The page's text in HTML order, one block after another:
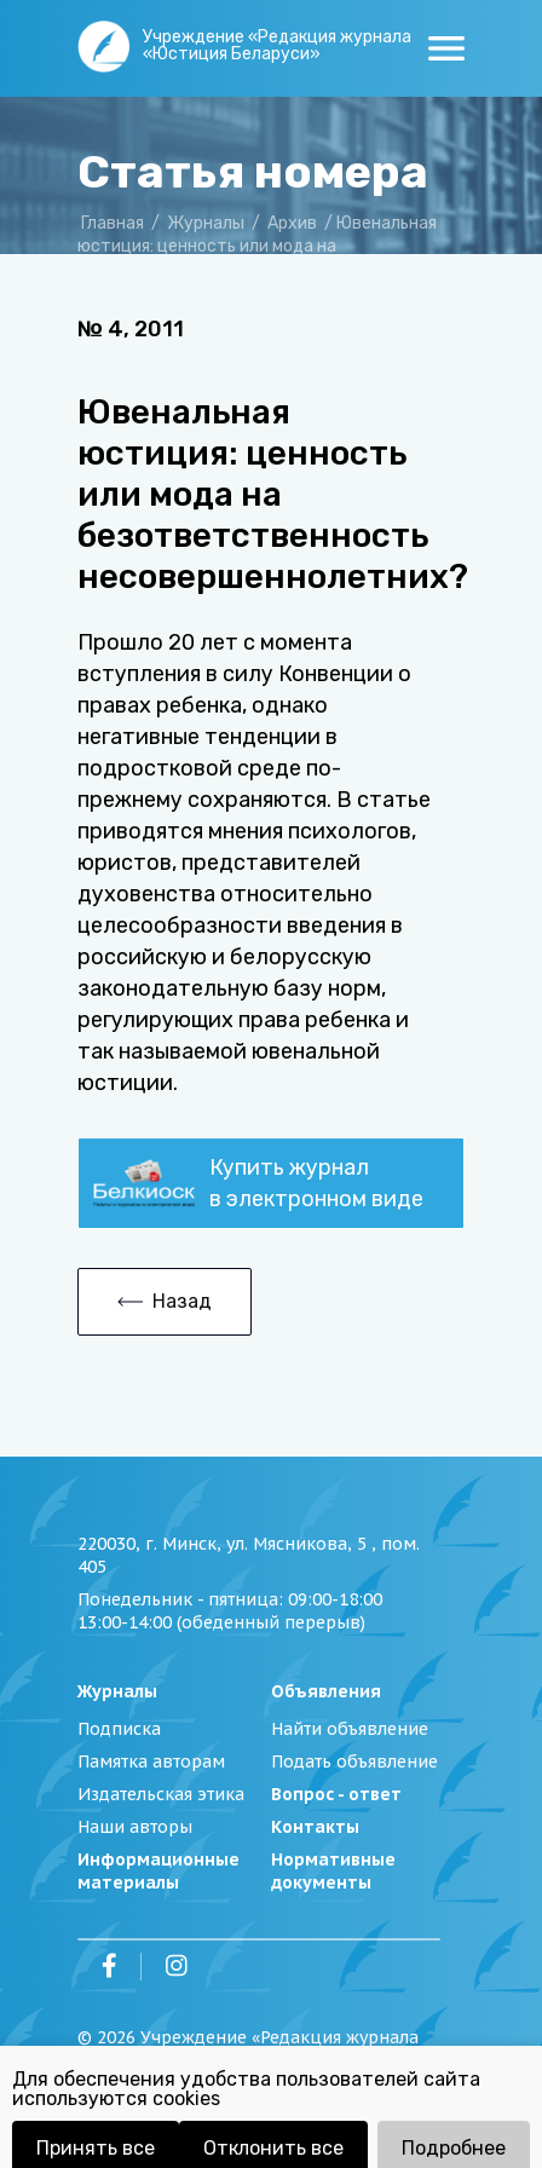
Учреждение «Редакция журнала
«Юстиция Беларуси»
Статья номера
Главная / Журналы / Архив / Ювенальная
юстиция: ценность или мода на
№ 4, 2011
Ювенальная
юстиция: ценность
или мода на
безответственность
несовершеннолетних?
Прошло 20 лет с момента
вступления в силу Конвенции о
правах ребенка, однако
негативные тенденции в
подростковой среде по-
прежнему сохраняются. В статье
приводятся мнения психологов,
юристов, представителей
духовенства относительно
целесообразности введения в
российскую и белорусскую
законодательную базу норм,
регулирующих права ребенка и
так называемой ювенальной
юстиции.
Купить журнал
в электронном виде
Назад
220030, г. Минск, ул. Мясникова, 5 , пом.
405
Понедельник - пятница: 09:00-18:00
13:00-14:00 (обеденный перерыв)
Журналы
Подписка
Памятка авторам
Издательская этика
Наши авторы
Информационные
материалы
Объявления
Найти объявление
Подать объявление
Вопрос - ответ
Контакты
Нормативные
документы
© 2026 Учреждение «Редакция журнала
Политика обработки персональных
данных
Республиканский список экстремистских
материалов
Для обеспечения удобства пользователей сайта
используются cookies
Принять все Отклонить все Подробнее